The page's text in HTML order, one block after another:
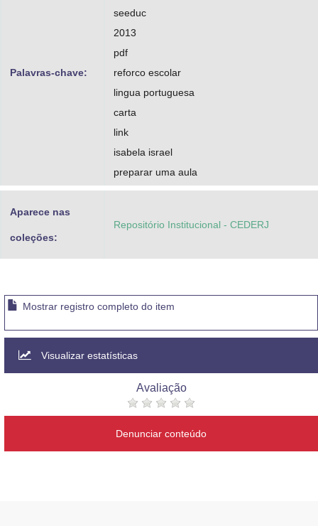
Palavras-chave:
seeduc
2013
pdf
reforco escolar
lingua portuguesa
carta
link
isabela israel
preparar uma aula
Aparece nas
coleções:
Repositório Institucional - CEDERJ
Mostrar registro completo do item
Visualizar estatísticas
Avaliação
Denunciar conteúdo